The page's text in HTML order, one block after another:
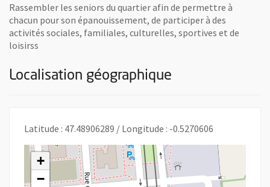
Rassembler les seniors du quartier afin de permettre à
chacun pour son épanouissement, de participer à des
activités sociales, familiales, culturelles, sportives et de
loisirss
Localisation géographique
Latitude : 47.48906289 / Longitude : -0.5270606
+
−